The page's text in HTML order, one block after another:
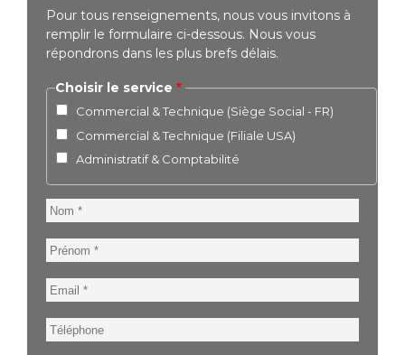
Pour tous renseignements, nous vous invitons à
remplir le formulaire ci-dessous. Nous vous
répondrons dans les plus brefs délais.
Choisir le service
Commercial & Technique (Siège Social - FR)
Commercial & Technique (Filiale USA)
Administratif & Comptabilité
Nom
Prénom
Email
Téléphone